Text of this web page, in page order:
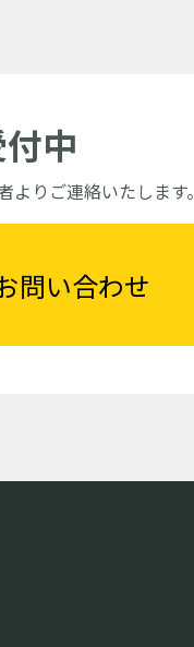
中
りご連絡いたします。
問い合わせ